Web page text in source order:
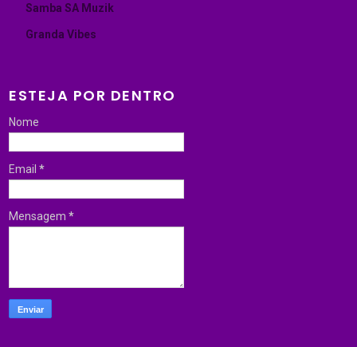
Samba SA Muzik
Granda Vibes
ESTEJA POR DENTRO
Nome
Email*
Mensagem*